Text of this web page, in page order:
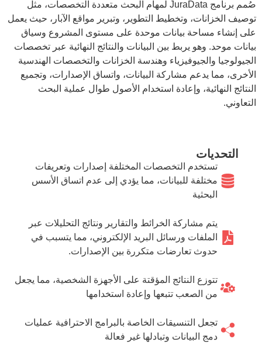
صُمم برنامج JuraData لمهام البحث متعددة التخصصات، مثل
توصيف الخزانات، وتخطيط التطوير، وتبرير مواقع الآبار، حيث يعمل
على إنشاء مساحة بيانات موحدة على مستوى المشروع وسياق
بيانات موحد. وهو يربط بين البيانات والنتائج النهائية عبر تخصصات
الجيولوجيا والجيوفيزياء وهندسة الخزانات والتخصصات الهندسية
الأخرى، مما يدعم مشاركة البيانات، واتساق الإصدارات، وتجميع
النتائج النهائية، وإعادة استخدام الأصول طوال عملية البحث
التعاوني.
التحديات
تستخدم التخصصات المختلفة إصدارات وتعريفات
مختلفة للبيانات، مما يؤدي إلى عدم اتساق الأسس
البحثية
يتم مشاركة الخرائط والتقارير ونتائج التحليلات عبر
الملفات ورسائل البريد الإلكتروني، مما يتسبب في
حدوث تعارضات متكررة بين الإصدارات.
تتوزع النتائج المؤقتة على الأجهزة الشخصية، مما يجعل
من الصعب تتبعها وإعادة استخدامها
تجعل التنسيقات الخاصة بالبرامج الاحترافية عمليات
دمج البيانات وتبادلها غير فعالة